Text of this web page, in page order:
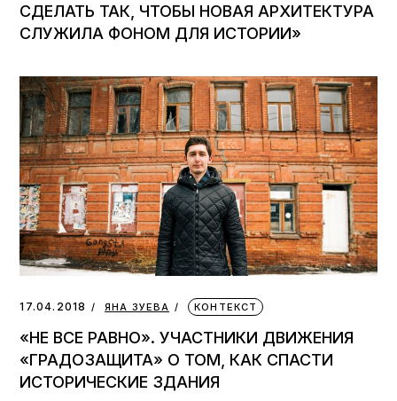
СДЕЛАТЬ ТАК, ЧТОБЫ НОВАЯ АРХИТЕКТУРА
СЛУЖИЛА ФОНОМ ДЛЯ ИСТОРИИ»
17.04.2018 ЯНА ЗУЕВА КОНТЕКСТ
«НЕ ВСЕ РАВНО». УЧАСТНИКИ ДВИЖЕНИЯ
«ГРАДОЗАЩИТА» О ТОМ, КАК СПАСТИ
ИСТОРИЧЕСКИЕ ЗДАНИЯ